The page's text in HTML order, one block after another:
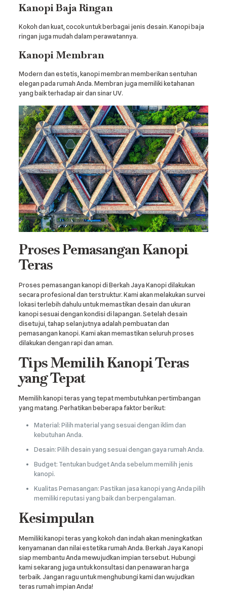
Kanopi Baja Ringan
Kokoh dan kuat, cocok untuk berbagai jenis desain. Kanopi baja
ringan juga mudah dalam perawatannya.
Kanopi Membran
Modern dan estetis, kanopi membran memberikan sentuhan
elegan pada rumah Anda. Membran juga memiliki ketahanan
yang baik terhadap air dan sinar UV.
Proses Pemasangan Kanopi
Teras
Proses pemasangan kanopi di Berkah Jaya Kanopi dilakukan
secara profesional dan terstruktur. Kami akan melakukan survei
lokasi terlebih dahulu untuk memastikan desain dan ukuran
kanopi sesuai dengan kondisi di lapangan. Setelah desain
disetujui, tahap selanjutnya adalah pembuatan dan
pemasangan kanopi. Kami akan memastikan seluruh proses
dilakukan dengan rapi dan aman.
Tips Memilih Kanopi Teras
yang Tepat
Memilih kanopi teras yang tepat membutuhkan pertimbangan
yang matang. Perhatikan beberapa faktor berikut:
Material: Pilih material yang sesuai dengan iklim dan
kebutuhan Anda.
Desain: Pilih desain yang sesuai dengan gaya rumah Anda.
Budget: Tentukan budget Anda sebelum memilih jenis
kanopi.
Kualitas Pemasangan: Pastikan jasa kanopi yang Anda pilih
memiliki reputasi yang baik dan berpengalaman.
Kesimpulan
Memiliki kanopi teras yang kokoh dan indah akan meningkatkan
kenyamanan dan nilai estetika rumah Anda. Berkah Jaya Kanopi
siap membantu Anda mewujudkan impian tersebut. Hubungi
kami sekarang juga untuk konsultasi dan penawaran harga
terbaik. Jangan ragu untuk menghubungi kami dan wujudkan
teras rumah impian Anda!